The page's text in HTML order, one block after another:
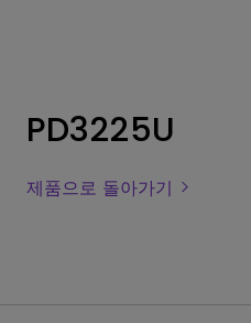
PD3225U
제품으로 돌아가기